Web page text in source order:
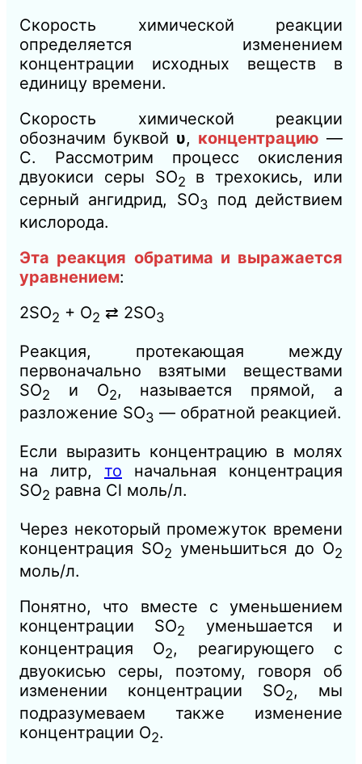
Скорость химической реакции
определяется изменением
концентрации исходных веществ в
единицу времени.
Скорость химической реакции
обозначим буквой υ, концентрацию —
С. Рассмотрим процесс окисления
двуокиси серы SО2
в трехокись, или
серный ангидрид, SО3
под действием
кислорода.
Эта реакция обратима и выражается
уравнением:
2SО2 + О2 ⇄ 2SО3
Реакция, протекающая между
первоначально взятыми веществами
SО2 и О2, называется прямой, а
разложение SО3 — обратной реакцией.
Если выразить концентрацию в молях
на литр, то начальная концентрация
SО2 равна Сl моль/л.
Через некоторый промежуток времени
концентрация SО2 уменьшиться до О2
моль/л.
Понятно, что вместе с уменьшением
концентрации SО2
уменьшается и
концентрация О2, реагирующего с
двуокисью серы, поэтому, говоря об
изменении концентрации SО2, мы
подразумеваем также изменение
концентрации О2.